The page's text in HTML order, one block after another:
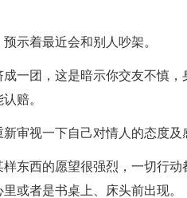
示着最近会和别人吵架。
一团，这是暗示你交友不慎
赔。
审视一下自己对情人的态度及
东西的愿望很强烈，一切行
或者是书桌上、床头前出现。